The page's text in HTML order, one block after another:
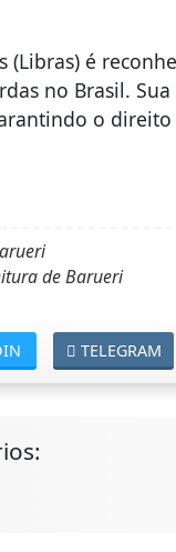
(Libras) é
no Brasil.
o
de Barueri
TELEGRAM